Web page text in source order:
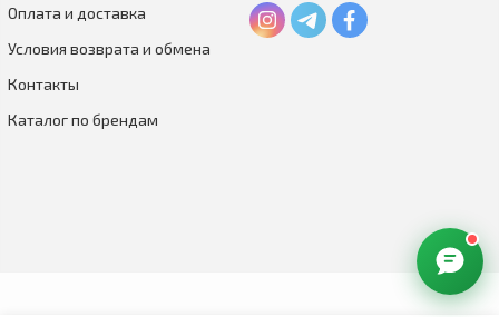
Оплата и доставка
Условия возврата и обмена
Контакты
Каталог по брендам